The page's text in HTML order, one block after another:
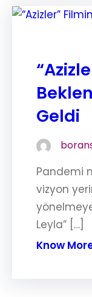
Geldi
Pandemi
vizyon
Leyla” […]
Know